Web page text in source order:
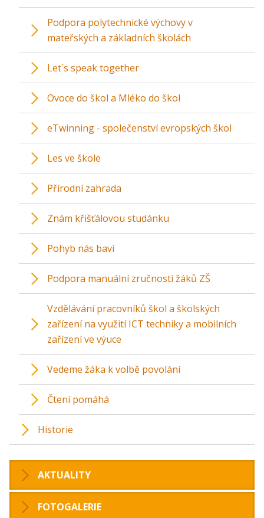
Podpora polytechnické výchovy v
mateřských a základních školách
Let´s speak together
Ovoce do škol a Mléko do škol
eTwinning - společenství evropských škol
Les ve škole
Přírodní zahrada
Znám křišťálovou studánku
Pohyb nás baví
Podpora manuální zručnosti žáků ZŠ
Vzdělávání pracovníků škol a školských
zařízení na využití ICT techniky a mobilních
zařízení ve výuce
Vedeme žáka k volbě povolání
Čtení pomáhá
Historie
AKTUALITY
FOTOGALERIE